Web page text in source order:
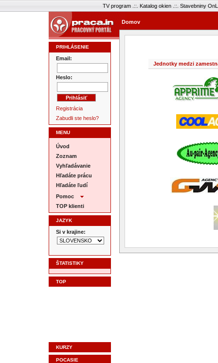
TV program.::. Katalog okien.::. Stavebniny
Domov
PRIHLÁSENIE
Email:
Heslo:
Registrácia
Zabudli ste heslo?
MENU
Úvod
Zoznam
Vyhľadávanie
Hľadáte prácu
Hľadáte ľudí
Pomoc
TOP klienti
JAZYK
Si v krajine:
ŠTATISTIKY
TOP
KURZY
POCASIE
Jednotky medzi